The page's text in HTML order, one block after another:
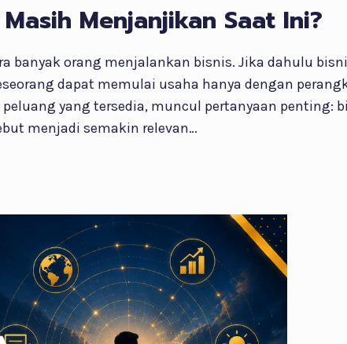
Menjanjikan Saat Ini?
banyak orang menjalankan bisnis. Jika dahulu
dapat memulai usaha hanya dengan
yang tersedia, muncul pertanyaan penting:
menjadi semakin relevan…